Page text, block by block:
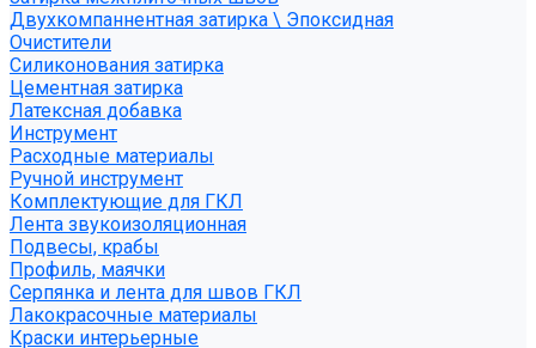
Двухкомпаннентная затирка \ Эпоксидная
Очистители
Силиконования затирка
Цементная затирка
Латексная добавка
Инструмент
Расходные материалы
Ручной инструмент
Комплектующие для ГКЛ
Лента звукоизоляционная
Подвесы, крабы
Профиль, маячки
Серпянка и лента для швов ГКЛ
Лакокрасочные материалы
Краски интерьерные